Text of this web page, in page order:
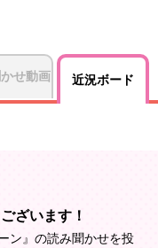
せ動画 近況ボード
ざいます！
ン』の読み聞かせを投